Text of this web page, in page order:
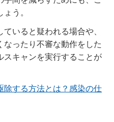
う。
いると疑われる場合や、
なったり不審な動作をした
スキャンを実行することが
除する方法とは？感染の仕